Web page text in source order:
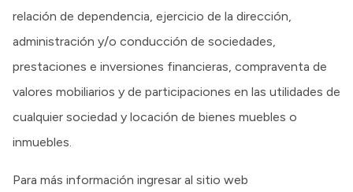
relación de dependencia, ejercicio de la dirección,
administración y/o conducción de sociedades,
prestaciones e inversiones financieras, compraventa de
valores mobiliarios y de participaciones en las utilidades de
cualquier sociedad y locación de bienes muebles o
inmuebles.
Para más información ingresar al sitio web